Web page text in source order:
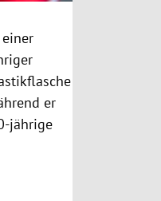
er
jährige